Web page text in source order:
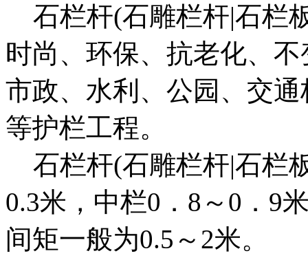
石栏杆(石雕栏杆|石栏
时尚、环保、抗老化、
市政、水利、公园、交
等护栏工程。
石栏杆(石雕栏杆|石栏
0.3米，中栏0．8～0．9
间矩一般为0.5～2米。